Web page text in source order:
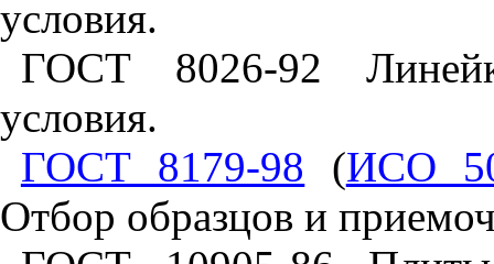
условия.
ГОСТ 8026-92
условия.
ГОСТ 8179-98 (ИСО
Отбор образцов и